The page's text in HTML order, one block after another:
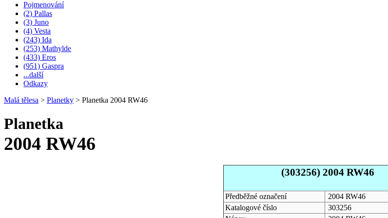
Pojmenování
(2) Pallas
(3) Juno
(4) Vesta
(243) Ida
(253) Mathylde
(433) Eros
(951) Gaspra
...další
Odkazy
Malá tělesa > Planetky > Planetka 2004 RW46
Planetka
2004 RW46
(303256) 2004 RW46
Předběžné označení
2004 RW46
Katalogové číslo
303256